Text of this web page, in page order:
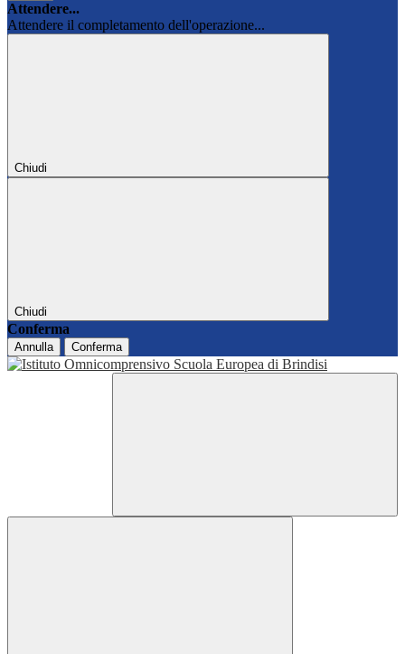
Attendere...
Attendere il completamento dell'operazione...
Chiudi
Chiudi
Conferma
Annulla Conferma